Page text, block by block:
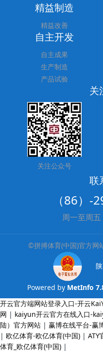
精益制造
精益改善
自主开发
自主成果
生产制造
产品试验
关
关注公众号
联
（86）-
周一至周
©拼搏体育(中国)官方
陕
Powered by MetInfo
开云官方端网站登录入口-开云
网 | kaiyun开云官方在线入口-
陆）官方网站 | 赢博在线平台-赢
| 欧亿体育-欧亿体育(中国) | ATY
体育_欧亿体育(中国) |